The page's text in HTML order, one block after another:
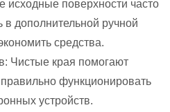
исходные поверхности часто
в дополнительной ручной
средства.
Чистые края помогают
функционировать
устройств.